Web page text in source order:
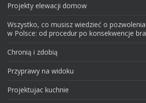
Projekty elewacji domow
Wszystko, co musisz wiedzieć o
w Polsce: od procedur po konsekwencje
Chronią i zdobią
Przyprawy na widoku
Projektujac kuchnie